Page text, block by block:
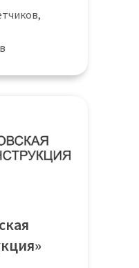
Старая
Щербинка,
,